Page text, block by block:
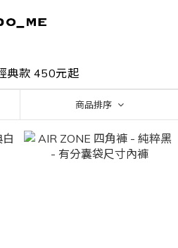
典款 450元起
商品排序